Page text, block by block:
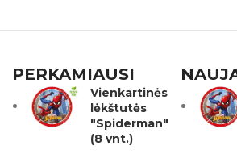
PERKAMIAUSI
Vienkartinės
lėkštutės
"Spiderman"
(8 vnt.)